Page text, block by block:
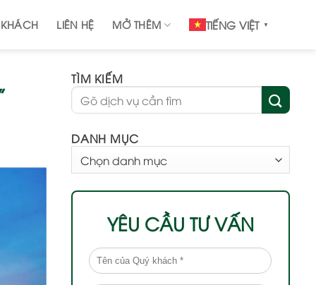
LIÊN HỆ MỞ THÊM TIẾNG VIỆT ▼
TÌM KIẾM
DANH MỤC
MỤC
YÊU CẦU TƯ VẤN